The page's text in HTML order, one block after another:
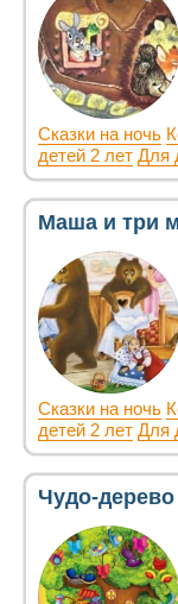
Сказки на ночь
детей 2 лет Для
Маша и три
Сказки на ночь
детей 2 лет Для
Чудо-дерево